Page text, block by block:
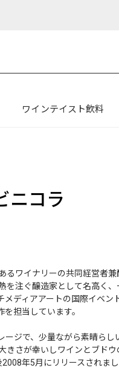
ワインテイスト飲料
コラ
ワイナリーの共同経営者
注ぐ醸造家として名高く
ディアアートの国際イベン
担当しています。
ジで、少量ながら素晴らし
さが幸いしワインとブド
年5月にリリースされまし